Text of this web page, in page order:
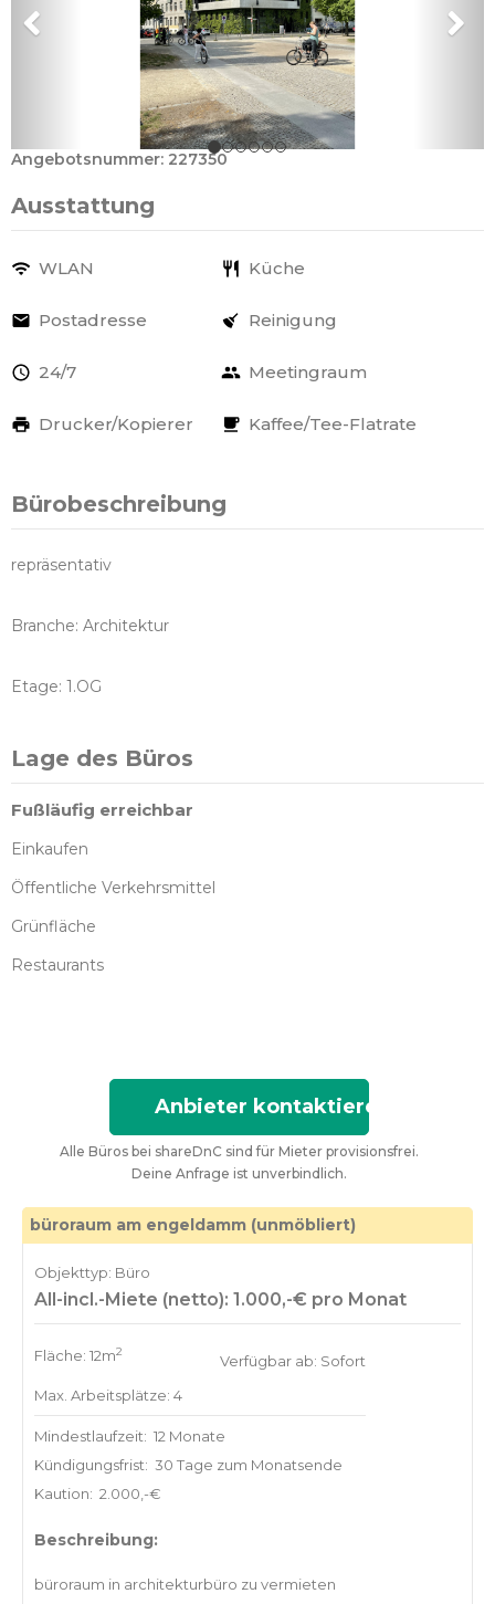
Angebotsnummer: 227350
Ausstattung
WLAN Küche
Postadresse Reinigung
24/7 Meetingraum
Drucker/Kopierer Kaffee/Tee-Flatrate
Bürobeschreibung
repräsentativ
Branche: Architektur
Etage: 1.OG
Lage des Büros
Fußläufig erreichbar
Einkaufen
Öffentliche Verkehrsmittel
Grünfläche
Restaurants
Anbieter kontaktieren
Alle Büros bei shareDnC sind für Mieter provisionsfrei.
Deine Anfrage ist unverbindlich.
büroraum am engeldamm (unmöbliert)
Objekttyp: Büro
All-incl.-Miete (netto): 1.000,-€ pro Monat
Fläche: 12m2
Max. Arbeitsplätze: 4
Verfügbar ab: Sofort
Mindestlaufzeit: 12 Monate
Kündigungsfrist: 30 Tage zum Monatsende
Kaution: 2.000,-€
Beschreibung:
büroraum in architekturbüro zu vermieten